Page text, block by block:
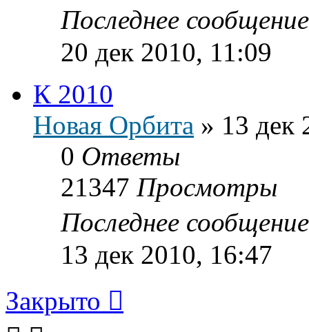
Последнее
20 дек 2010, 11:09
К 2010
Новая Орбита » 13 дек
0 Ответы
21347 Просмотры
Последнее
13 дек 2010, 16:47
Закрыто